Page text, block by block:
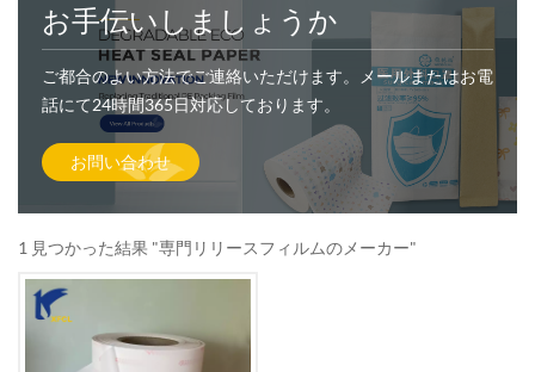
お手伝いしましょうか
ご都合のよい方法でご連絡いただけます。メールまたはお電
話にて24時間365日対応しております。
お問い合わせ
1 見つかった結果 "専門リリースフィルムのメーカー"